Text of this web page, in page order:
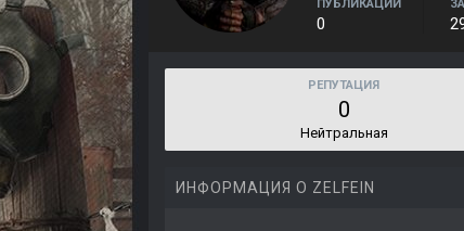
ПУБЛИКАЦИЙ
0
РЕПУТАЦИЯ
0
Нейтральная
ИНФОРМАЦИЯ О ZELFEIN